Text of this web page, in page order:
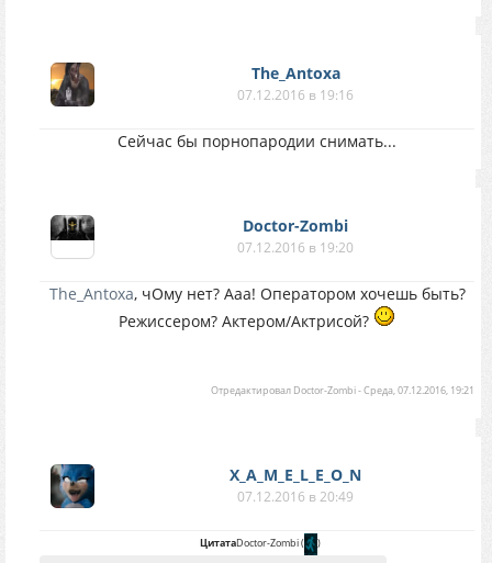
The_Antoxa
07.12.2016 в 19:16
Сейчас бы порнопародии снимать...
Doctor-Zombi
07.12.2016 в 19:20
The_Antoxa, чОму нет? Ааа! Оператором хочешь быть?
Режиссером? Актером/Актрисой?
Отредактировал Doctor-Zombi-Среда, 07.12.2016, 19:21
X_A_M_E_L_E_O_N
07.12.2016 в 20:49
ЦитатаDoctor-Zombi( )